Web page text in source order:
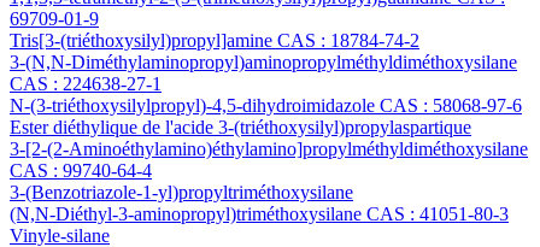
69709-01-9
Tris[3-(triéthoxysilyl)propyl]amine CAS : 18784-74-2
3-(N,N-Diméthylaminopropyl)aminopropylméthyldiméthoxysilane
CAS : 224638-27-1
N-(3-triéthoxysilylpropyl)-4,5-dihydroimidazole CAS : 58068-97-6
Ester diéthylique de l'acide 3-(triéthoxysilyl)propylaspartique
3-[2-(2-Aminoéthylamino)éthylamino]propylméthyldiméthoxysilane
CAS : 99740-64-4
3-(Benzotriazole-1-yl)propyltriméthoxysilane
(N,N-Diéthyl-3-aminopropyl)triméthoxysilane CAS : 41051-80-3
Vinyle-silane